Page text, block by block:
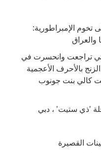
على تخوم الإمبراطورية:
والعراق
تراجعت وانحسرت في
بالأحرف الأعجمية
كالي بنت جونوب
'ذي ستيت' ، دبي